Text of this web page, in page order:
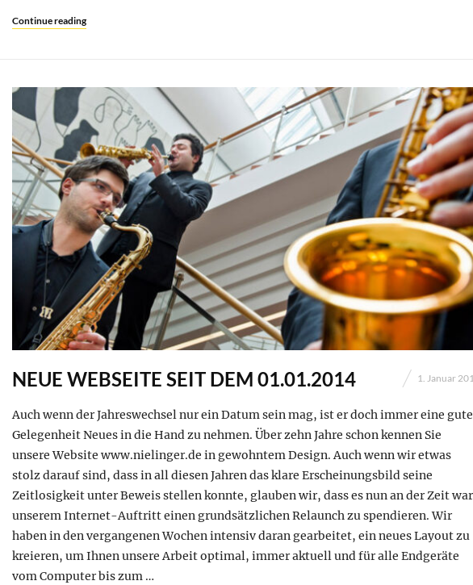
Continue reading
NEUE WEBSEITE SEIT DEM 01.01.2014 1. Januar
Auch wenn der Jahreswechsel nur ein Datum sein mag, ist er doch immer eine gute
Gelegenheit Neues in die Hand zu nehmen. Über zehn Jahre schon kennen Sie
unsere Website www.nielinger.de in gewohntem Design. Auch wenn wir etwas
stolz darauf sind, dass in all diesen Jahren das klare Erscheinungsbild seine
Zeitlosigkeit unter Beweis stellen konnte, glauben wir, dass es nun an der Zeit
unserem Internet-Auftritt einen grundsätzlichen Relaunch zu spendieren. Wir
haben in den vergangenen Wochen intensiv daran gearbeitet, ein neues Layout zu
kreieren, um Ihnen unsere Arbeit optimal, immer aktuell und für alle Endgeräte
vom Computer bis zum …